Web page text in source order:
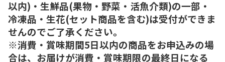
以内)・生鮮品(果物・野菜・活魚介類)の一部・
冷凍品・生花(セット商品を含む)は受付ができま
せんのでご了承ください。
※消費・賞味期間5日以内の商品をお申込みの場
合は、お届けが消費・賞味期限の最終日になる